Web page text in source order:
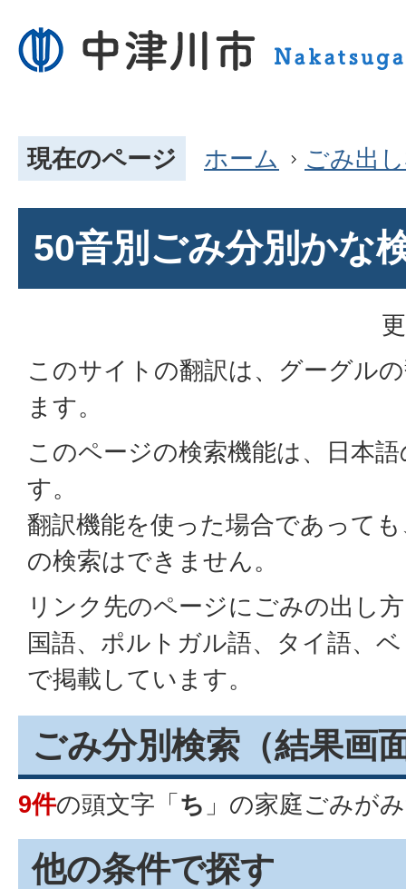
現在のページ ホーム ごみ出
50音別ごみ分別かな
このサイトの翻訳は、グーグル
ます。
このページの検索機能は、日本
す。
翻訳機能を使った場合であって
の検索はできません。
リンク先のページにごみの出し
国語、ポルトガル語、タイ語、
で掲載しています。
ごみ分別検索 （結果画
9件の頭文字「 ち 」の家庭ごみが
他の条件で探す